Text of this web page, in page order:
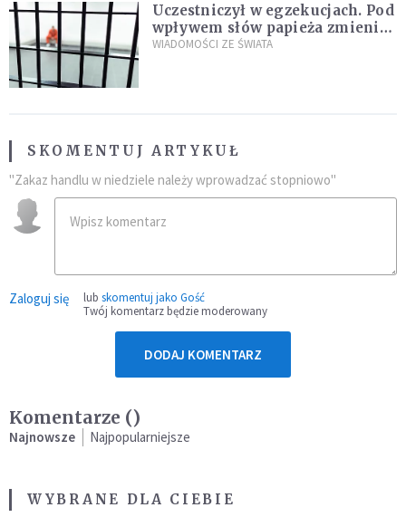
Uczestniczył w egzekucjach. Pod
wpływem słów papieża zmienił
zdanie
WIADOMOŚCI ZE ŚWIATA
SKOMENTUJ ARTYKUŁ
"Zakaz handlu w niedziele należy wprowadzać stopniowo"
Zaloguj się lub skomentuj jako Gość
Twój komentarz będzie moderowany
DODAJ KOMENTARZ
Komentarze ()
Najnowsze Najpopularniejsze
WYBRANE DLA CIEBIE